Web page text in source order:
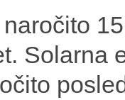
Solarna